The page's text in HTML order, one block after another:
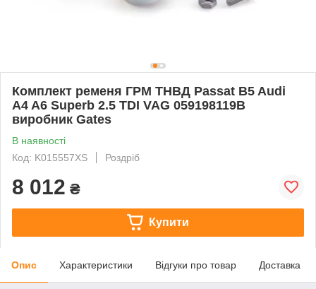
Комплект ременя ГРМ ТНВД Passat B5 Audi
A4 A6 Superb 2.5 TDI VAG 059198119B
виробник Gates
В наявності
Код: K015557XS
Роздріб
8 012 ₴
Купити
Опис Характеристики Відгуки про товар Доставка